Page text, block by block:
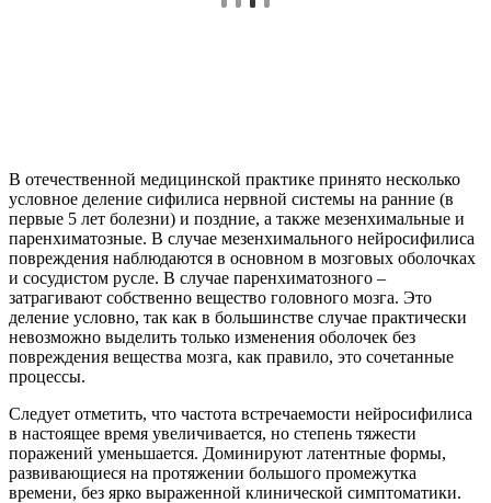
В отечественной медицинской практике принято несколько
условное деление сифилиса нервной системы на ранние (в
первые 5 лет болезни) и поздние, а также мезенхимальные и
паренхиматозные. В случае мезенхимального нейросифилиса
повреждения наблюдаются в основном в мозговых оболочках
и сосудистом русле. В случае паренхиматозного –
затрагивают собственно вещество головного мозга. Это
деление условно, так как в большинстве случае практически
невозможно выделить только изменения оболочек без
повреждения вещества мозга, как правило, это сочетанные
процессы.
Следует отметить, что частота встречаемости нейросифилиса
в настоящее время увеличивается, но степень тяжести
поражений уменьшается. Доминируют латентные формы,
развивающиеся на протяжении большого промежутка
времени, без ярко выраженной клинической симптоматики.